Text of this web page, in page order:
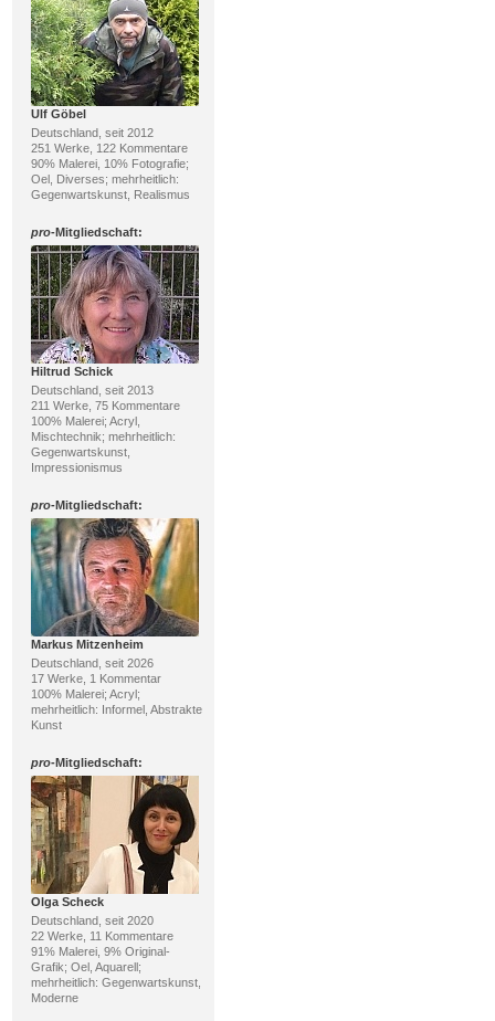
Ulf Göbel
Deutschland, seit 2012
251 Werke, 122 Kommentare
90% Malerei, 10% Fotografie;
Oel, Diverses; mehrheitlich:
Gegenwartskunst, Realismus
pro-Mitgliedschaft:
Hiltrud Schick
Deutschland, seit 2013
211 Werke, 75 Kommentare
100% Malerei; Acryl,
Mischtechnik; mehrheitlich:
Gegenwartskunst,
Impressionismus
pro-Mitgliedschaft:
Markus Mitzenheim
Deutschland, seit 2026
17 Werke, 1 Kommentar
100% Malerei; Acryl;
mehrheitlich: Informel, Abstrakte
Kunst
pro-Mitgliedschaft:
Olga Scheck
Deutschland, seit 2020
22 Werke, 11 Kommentare
91% Malerei, 9% Original-
Grafik; Oel, Aquarell;
mehrheitlich: Gegenwartskunst,
Moderne